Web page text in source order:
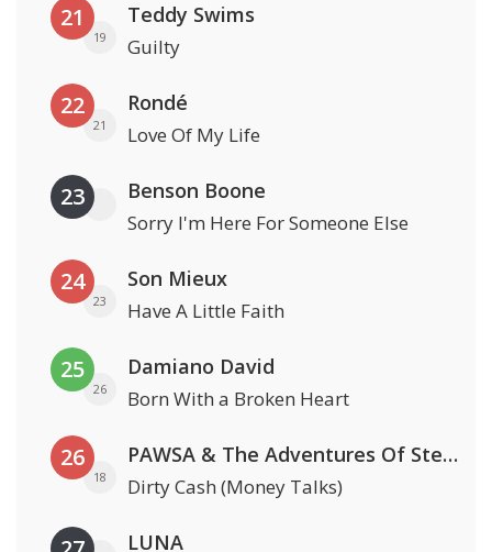
21
19
Teddy Swims
Guilty
22
21
Rondé
Love Of My Life
23 Benson Boone
Sorry I'm Here For Someone Else
24
23
Son Mieux
Have A Little Faith
25
26
Damiano David
Born With a Broken Heart
26
18
PAWSA & The Adventures Of Stevie V
Dirty Cash (Money Talks)
LUNA